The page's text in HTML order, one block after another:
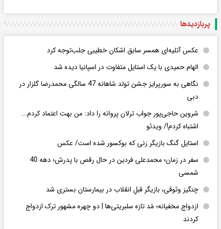
پربازدید‌ها
عکس‌ آتلیه‌ای همسر سابق اشکان خطیبی جلب‌توجه کرد
الهام حمیدی با یک استایل متفاوت در اسپانیا دیده شد
نگاهی به سورپرایز جشن تولد شاهانه 47 سالگی محمدرضا گلزار در
دبی
شروین حاجی‌پور جواب ترلان پروانه را داد: من بهت اعتماد کردم...
اشتباه کردم!/ ویدئو
استایل گنگ بازیگر زنی که بوکسور شده است/ عکس
سفر در زمان؛ محمدعلی فردین در حال رقص با پدرش؛ دهه 40
شمسی
چنگیز وثوقی، بازیگر قبلِ انقلاب در بیمارستان بستری شد
ازدواج مخفیانه؛ مُد تازه سلبریتی‌ها | دو چهره مشهور ترک ازدواج
کردند